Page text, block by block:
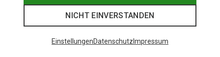
NICHT EINVERSTANDEN
EinstellungenDatenschutz Impressum